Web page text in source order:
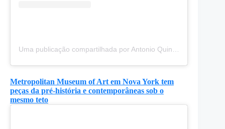
Metropolitan Museum of Art em Nova York tem
peças da pré-história e contemporâneas sob o
mesmo teto